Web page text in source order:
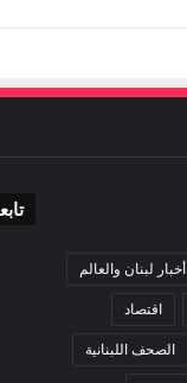
أخبار لبنان والعالم
اقتصاد
الصحف اللبنانية